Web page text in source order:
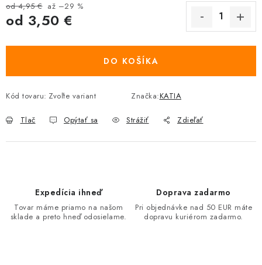
od 4,95 € až –29 %
od 3,50 €
DO KOŠÍKA
Kód tovaru: Zvoľte variant Značka:KATIA
Tlač Opýtať sa Strážiť Zdieľať
Expedícia ihneď
Tovar máme priamo na našom
sklade a preto hneď odosielame.
Doprava zadarmo
Pri objednávke nad 50 EUR máte
dopravu kuriérom zadarmo.